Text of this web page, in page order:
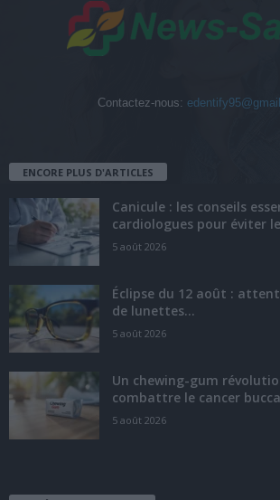
Contactez-nous:
ENCORE PLUS D'ARTICLES
Canicule : les conseils
cardiologues pour éviter
5 août 2026
Éclipse du 12 août :
de lunettes...
5 août 2026
Un chewing-gum
combattre le cancer
5 août 2026